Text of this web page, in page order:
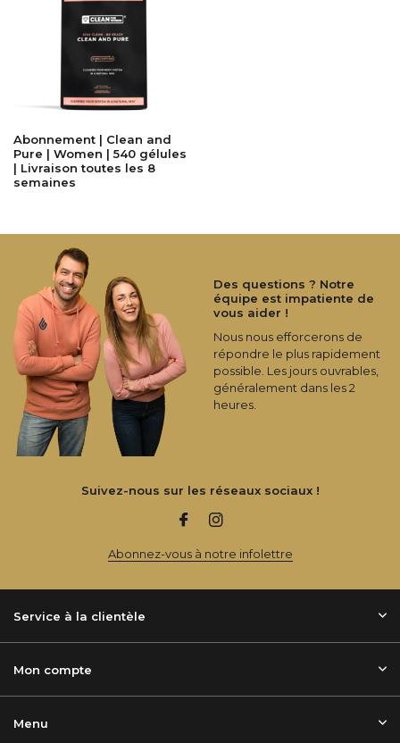
Abonnement | Clean and
Pure | Women | 540 gélules
| Livraison toutes les 8
semaines
Des questions ? Notre
équipe est impatiente de
vous aider !
Nous nous efforcerons de
répondre le plus rapidement
possible. Les jours ouvrables,
généralement dans les 2
heures.
Suivez-nous sur les réseaux sociaux !
Abonnez-vous à notre infolettre
Service à la clientèle
Mon compte
Menu